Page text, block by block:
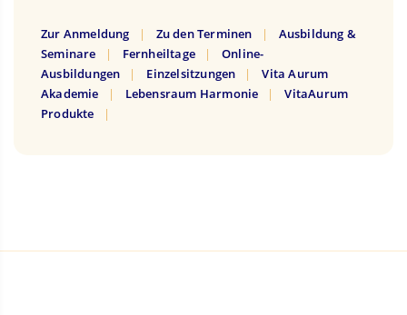
Zur Anmeldung Zu den Terminen
Ausbildung &
Seminare
Fernheiltage
Online-
Ausbildungen
Einzelsitzungen
Vita Aurum
Akademie
Lebensraum Harmonie
VitaAurum
Produkte